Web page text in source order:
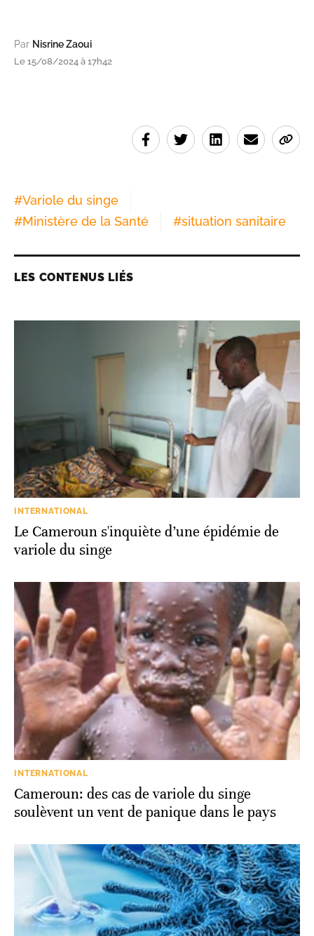
Par Nisrine Zaoui
Le 15/08/2024 à 17h42
#Variole du singe
#Ministère de la Santé #situation sanitaire
LES CONTENUS LIÉS
INTERNATIONAL
Le Cameroun s'inquiète d’une épidémie de
variole du singe
INTERNATIONAL
Cameroun: des cas de variole du singe
soulèvent un vent de panique dans le pays